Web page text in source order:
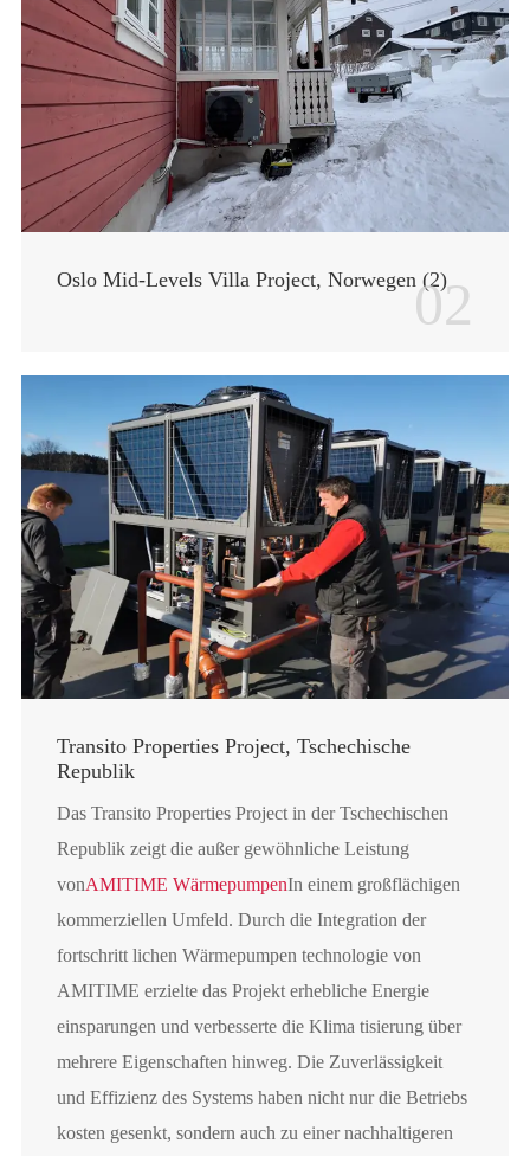
Oslo Mid-Levels Villa Project, Norwegen (2)
02
Transito Properties Project, Tschechische
Republik
Das Transito Properties Project in der Tschechischen
Republik zeigt die außer gewöhnliche Leistung
vonAMITIME WärmepumpenIn einem großflächigen
kommerziellen Umfeld. Durch die Integration der
fortschritt lichen Wärmepumpen technologie von
AMITIME erzielte das Projekt erhebliche Energie
einsparungen und verbesserte die Klima tisierung über
mehrere Eigenschaften hinweg. Die Zuverlässigkeit
und Effizienz des Systems haben nicht nur die Betriebs
kosten gesenkt, sondern auch zu einer nachhaltigeren